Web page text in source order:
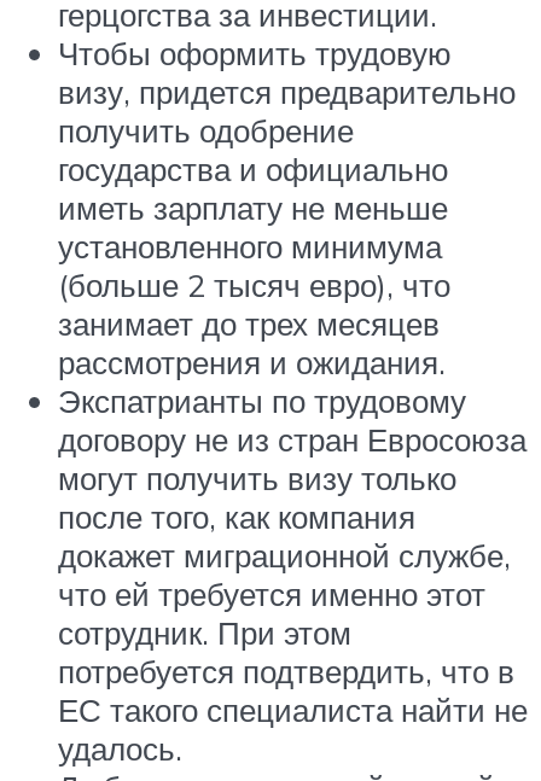
герцогства за инвестиции.
Чтобы оформить трудовую
визу, придется предварительно
получить одобрение
государства и официально
иметь зарплату не меньше
установленного минимума
(больше 2 тысяч евро), что
занимает до трех месяцев
рассмотрения и ожидания.
Экспатрианты по трудовому
договору не из стран Евросоюза
могут получить визу только
после того, как компания
докажет миграционной службе,
что ей требуется именно этот
сотрудник. При этом
потребуется подтвердить, что в
ЕС такого специалиста найти не
удалось.